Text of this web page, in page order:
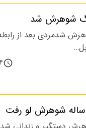
شوهرش شد
شدمردی بعد از